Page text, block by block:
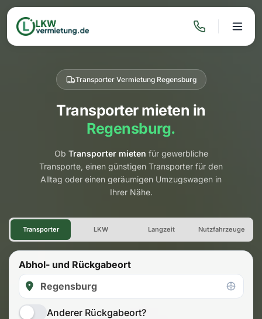
Transporter Vermietung Regensburg
Transporter mieten in
Regensburg.
Ob Transporter mieten für gewerbliche
Transporte, einen günstigen Transporter für den
Alltag oder einen geräumigen Umzugswagen in
Ihrer Nähe.
Transporter Vermietung
Transporter LKW Langzeit Nutzfahrzeuge
Abhol- und Rückgabeort
Anderer Rückgabeort?